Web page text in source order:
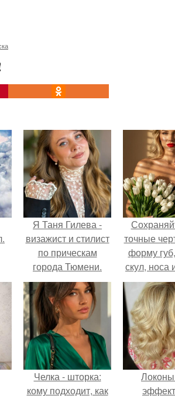
Я Таня Гилева -
визажист и стилист
по прическам
города Тюмени.
точные
форму
скул, носа
Челка - шторка:
кому подходит, как